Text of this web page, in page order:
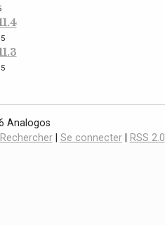
Analogos
Rechercher| Se connecter| RSS 2.0